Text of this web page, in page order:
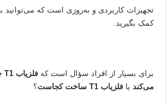
تجهیزات کاربردی و به‌روزی است که می‌توانید
کمک بگیرید.
برای بسیار از افراد سؤال است کهفلزیابT1
می‌کند یافلزیابT1 ساخت کجاست؟